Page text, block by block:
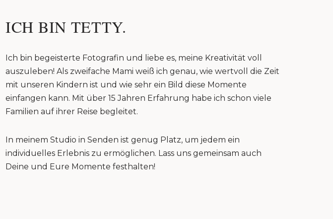
ICH BIN TETTY.
Ich bin begeisterte Fotografin und liebe es, meine Kreativität voll
auszuleben! Als zweifache Mami weiß ich genau, wie wertvoll die Zeit
mit unseren Kindern ist und wie sehr ein Bild diese Momente
einfangen kann. Mit über 15 Jahren Erfahrung habe ich schon viele
Familien auf ihrer Reise begleitet.
In meinem Studio in Senden ist genug Platz, um jedem ein
individuelles Erlebnis zu ermöglichen. Lass uns gemeinsam auch
Deine und Eure Momente festhalten!